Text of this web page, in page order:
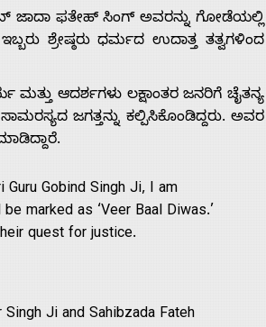
ಜಾದಾ ಫತೇಹ್ ಸಿಂಗ್ ಅವರನ್ನು ಗೋಡೆಯಲ್ಲಿ
ಶ್ರೇಷ್ಠರು ಧರ್ಮದ ಉದಾತ್ತ ತತ್ವಗಳಿಂದ
ಆದರ್ಶಗಳು ಲಕ್ಷಾಂತರ ಜನರಿಗೆ ಚೈತನ್ಯ
ಜಗತ್ತನ್ನು ಕಲ್ಪಿಸಿಕೊಂಡಿದ್ದರು. ಅವರ
Gobind Singh Ji, I am
marked as ‘Veer Baal Diwas.’
quest for justice.
Ji and Sahibzada Fateh